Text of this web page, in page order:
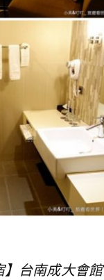
】台南成大會